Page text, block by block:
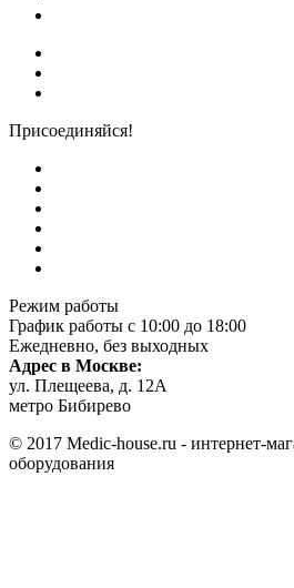
Присоединяйся!
Режим работы
График работы с 10:00 до 18:00
Ежедневно, без выходных
Адрес в Москве:
ул. Плещеева, д. 12А
метро Бибирево
© 2017 Medic-house.ru - интернет-
оборудования